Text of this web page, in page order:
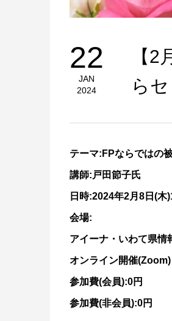
22
JAN
2024
【
ら
テーマ:FPならではの
講師:戸田節子氏
日時:2024年2月8日(
会場:
アイーナ・いわて県情
オンライン開催(Zoom)
参加費(会員):0円
参加費(非会員):0円